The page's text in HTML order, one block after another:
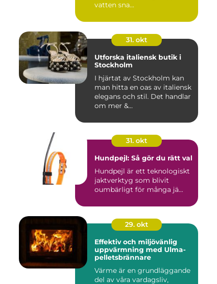
vatten sna...
31. okt
Utforska italiensk butik i
Stockholm
I hjärtat av Stockholm kan
man hitta en oas av italiensk
elegans och stil. Det handlar
om mer &...
31. okt
Hundpejl: Så gör du rätt val
Hundpejl är ett teknologiskt
jaktverktyg som blivit
oumbärligt för många jä...
29. okt
Effektiv och miljövänlig
uppvärmning med Ulma-
pelletsbrännare
Värme är en grundläggande
del av våra vardagsliv,